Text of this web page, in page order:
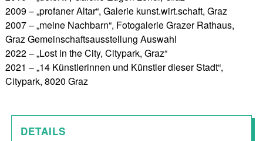
2009 – „profaner Altar“, Galerie kunst.wirt.schaft, Graz
2007 – „meine Nachbarn“, Fotogalerie Grazer Rathaus,
Graz Gemeinschaftsausstellung Auswahl
2022 – „Lost in the City, Citypark, Graz“
2021 – „14 Künstlerinnen und Künstler dieser Stadt“,
Citypark, 8020 Graz
DETAILS